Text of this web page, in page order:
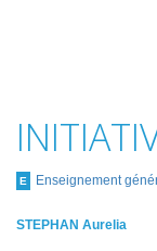
E Enseignement
STEPHAN Aurelia